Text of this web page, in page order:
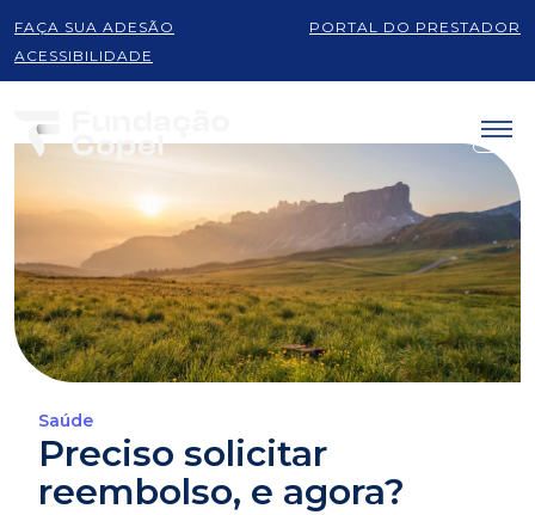
FAÇA SUA ADESÃO
PORTAL DO PRESTADOR
ACESSIBILIDADE
Saúde
Preciso solicitar
reembolso, e agora?